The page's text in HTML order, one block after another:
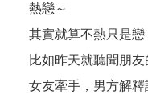
熱戀～
其實就算不熱只是
比如昨天就聽聞朋
女友牽手，男方解